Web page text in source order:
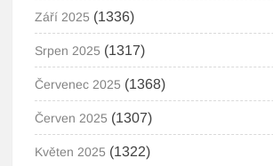
Září 2025 (1336)
Srpen 2025 (1317)
Červenec 2025 (1368)
Červen 2025 (1307)
Květen 2025 (1322)